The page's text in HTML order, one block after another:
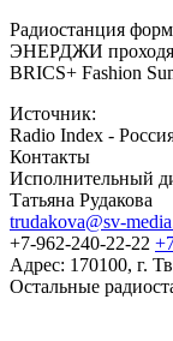
Радиостанция
ЭНЕРДЖИ
BRICS+ Fashion
Источник:
Radio Index -
Контакты
Исполнительный
Татьяна Рудакова
trudakova@sv-
+7-962-240-22-22
Адрес: 170100, г.
Остальные